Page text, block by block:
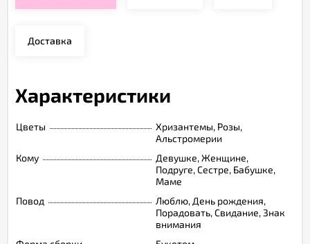
Доставка
Характеристики
Цветы
Хризантемы, Розы,
Альстромерии
Кому
Девушке, Женщине,
Подруге, Сестре, Бабушке,
Маме
Повод
Люблю, День рождения,
Порадовать, Свидание, Знак
внимания